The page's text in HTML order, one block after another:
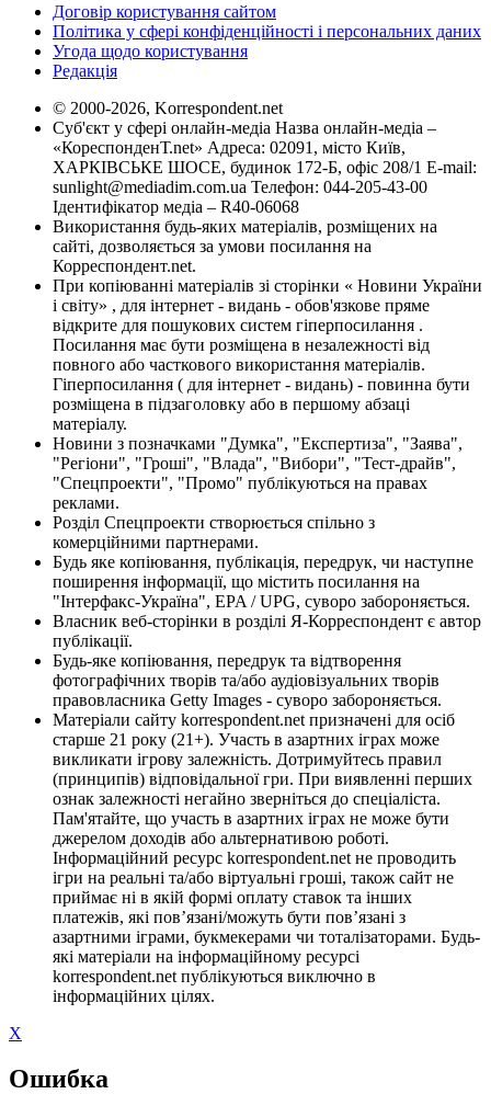
Договір користування сайтом
Політика у сфері конфіденційності і персональних даних
Угода щодо користування
Редакція
© 2000-2026, Korrespondent.net
Суб'єкт у сфері онлайн-медіа Назва онлайн-медіа –
«КореспонденТ.net» Адреса: 02091, місто Київ,
ХАРКІВСЬКЕ ШОСЕ, будинок 172-Б, офіс 208/1 E-mail:
sunlight@mediadim.com.ua Телефон: 044-205-43-00
Ідентифікатор медіа – R40-06068
Використання будь-яких матеріалів, розміщених на
сайті, дозволяється за умови посилання на
Корреспондент.net.
При копіюванні матеріалів зі сторінки « Новини України
і світу» , для інтернет - видань - обов'язкове пряме
відкрите для пошукових систем гіперпосилання .
Посилання має бути розміщена в незалежності від
повного або часткового використання матеріалів.
Гіперпосилання ( для інтернет - видань) - повинна бути
розміщена в підзаголовку або в першому абзаці
матеріалу.
Новини з позначками "Думка", "Експертиза", "Заява",
"Регіони", "Гроші", "Влада", "Вибори", "Тест-драйв",
"Спецпроекти", "Промо" публікуються на правах
реклами.
Розділ Спецпроекти створюється спільно з
комерційними партнерами.
Будь яке копіювання, публікація, передрук, чи наступне
поширення інформації, що містить посилання на
"Інтерфакс-Україна", EPA / UPG, суворо забороняється.
Власник веб-сторінки в розділі Я-Корреспондент є автор
публікації.
Будь-яке копіювання, передрук та відтворення
фотографічних творів та/або аудіовізуальних творів
правовласника Getty Images - суворо забороняється.
Матеріали сайту korrespondent.net призначені для осіб
старше 21 року (21+). Участь в азартних іграх може
викликати ігрову залежність. Дотримуйтесь правил
(принципів) відповідальної гри. При виявленні перших
ознак залежності негайно зверніться до спеціаліста.
Пам'ятайте, що участь в азартних іграх не може бути
джерелом доходів або альтернативою роботі.
Інформаційний ресурс korrespondent.net не проводить
ігри на реальні та/або віртуальні гроші, також сайт не
приймає ні в якій формі оплату ставок та інших
платежів, які пов’язані/можуть бути пов’язані з
азартними іграми, букмекерами чи тоталізаторами. Будь-
які матеріали на інформаційному ресурсі
korrespondent.net публікуються виключно в
інформаційних цілях.
X
Ошибка